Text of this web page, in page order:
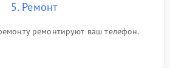
5. Ремонт
ремонтируют ваш телефон.